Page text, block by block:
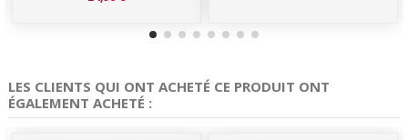
LES CLIENTS QUI ONT ACHETÉ CE PRODUIT ONT
ÉGALEMENT ACHETÉ :